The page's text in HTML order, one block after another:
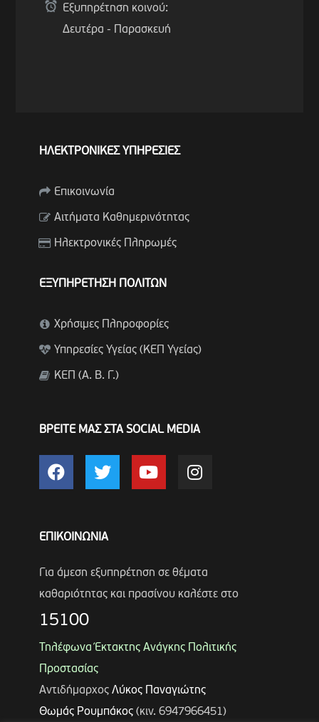
Εξυπηρέτηση κοινού:
Δευτέρα - Παρασκευή
ΗΛΕΚΤΡΟΝΙΚΕΣ ΥΠΗΡΕΣΙΕΣ
Επικοινωνία
Αιτήματα Καθημερινότητας
Ηλεκτρονικές Πληρωμές
ΕΞΥΠΗΡΕΤΗΣΗ ΠΟΛΙΤΩΝ
Χρήσιμες Πληροφορίες
Υπηρεσίες Υγείας (ΚΕΠ Υγείας)
ΚΕΠ (Α. Β. Γ.)
ΒΡΕΙΤΕ ΜΑΣ ΣΤΑ SOCIAL MEDIA
ΕΠΙΚΟΙΝΩΝΙΑ
Για άμεση εξυπηρέτηση σε θέματα
καθαριότητας και πρασίνου καλέστε στο
15100
Τηλέφωνα Έκτακτης Ανάγκης Πολιτικής
Προστασίας
Αντιδήμαρχος Λύκος Παναγιώτης
Θωμάς Ρουμπάκος(κιν. 6947966451)